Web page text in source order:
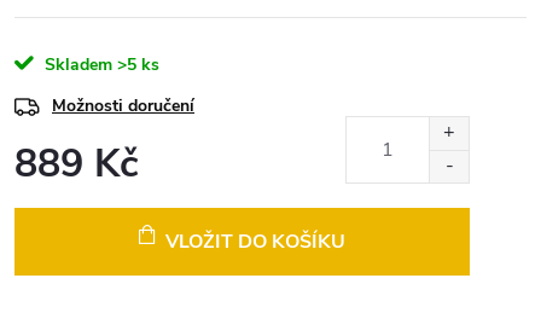
Skladem >5 ks
Možnosti doručení
889 Kč
VLOŽIT DO KOŠÍKU